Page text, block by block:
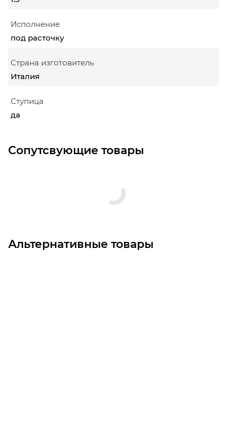
Исполнение
под расточку
Страна изготовитель
Италия
Ступица
да
Сопутсвующие товары
Альтернативные товары